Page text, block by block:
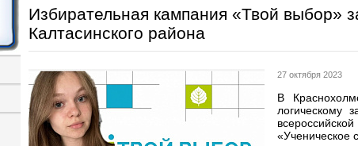
Избирательная кампания «Твой выбор»
Калтасинского района
27 октября 2023
В
логическому
«Ученическое